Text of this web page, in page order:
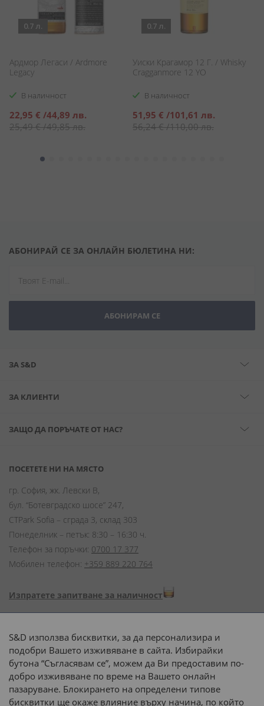
0.7 л.
Ардмор Легаси / Ardmore
Legacy
В наличност
Специална
цена
22,95 € /44,89 лв.
25,49 €/49,85 лв.
0.7 л.
Уиски Крагамор 12 Г. / Whisky
Cragganmore 12 YO
В наличност
Специална
цена
51,95 € /101,61 лв.
56,24 €/110,00 лв.
АБОНИРАЙ СЕ ЗА ОНЛАЙН БЮЛЕТИНА НИ:
АБОНИРАМ СЕ
ЗА S&D
ЗА КЛИЕНТИ
ЗАЩО ДА ПОРЪЧАТЕ ОТ НАС?
ПОСЕТЕТЕ НИ НА МЯСТО
гр. София, жк. Левски В,
бул. “Ботевградско шосе” 247,
CTPark Sofia – сграда 3, склад 303
Понеделник – петък: 8:30 – 16:30 ч.
Телефон за поръчки: 0700 17 377
Мобилен телефон: +359 889 220 764
Изпратете запитване за наличност
Начини на плащане:
Доставка до адрес с:
S&D използва бисквитки, за да персонализира и
подобри Вашето изживяване в сайта. Избирайки
бутона “Съгласявам се”, можем да Ви предоставим по-
добро изживяване по време на Вашето онлайн
пазаруване. Блокирането на определени типове
бисквитки ще окаже влияние върху начина, по който